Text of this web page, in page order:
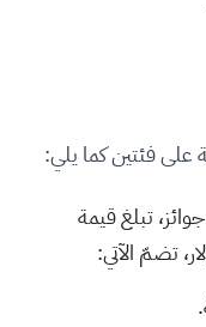
فئتين كما يلي:
الجوائز المتخصصة: وعددها 4 جوائز، تبلغ قيمة